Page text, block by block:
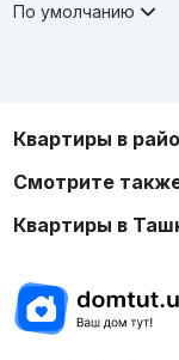
По умолчанию
Квартиры в
Смотрите
Квартиры в